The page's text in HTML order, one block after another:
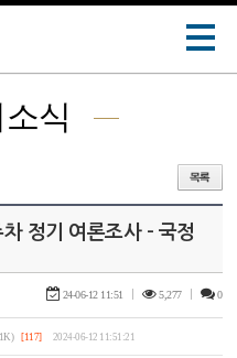
식
정기 여론조사 - 국정
24-06-12 11:51 5,277 0
[117] 2024-06-12 11:51:21